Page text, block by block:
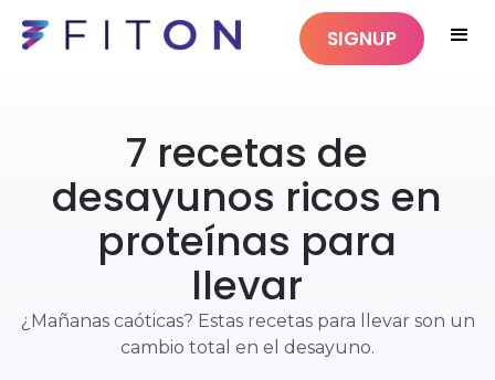
SIGNUP
7 recetas de
desayunos ricos en
proteínas para
llevar
¿Mañanas caóticas? Estas recetas para llevar son un
cambio total en el desayuno.